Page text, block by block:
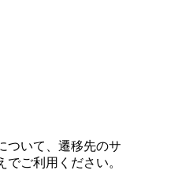
ついて、遷移先のサ
ご利用ください。